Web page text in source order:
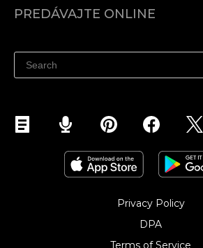
Cenník
PREDÁVAJTE ONLINE
Predávajte na Facebook
Predávať na Instagram
Privacy Policy
DPA
Terms of Service